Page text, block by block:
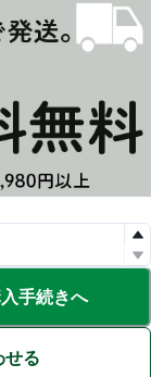
手続きへ
せる